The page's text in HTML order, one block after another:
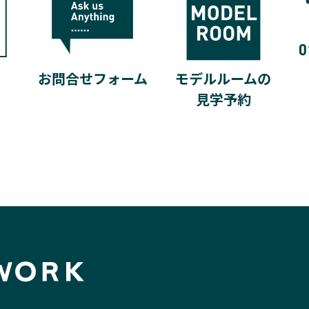
お問合せフォーム
モデルルームの
見学予約